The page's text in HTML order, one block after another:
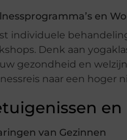
en
individuele
Denk aan
gezondheid en
naar een hoger
van Gezinnen